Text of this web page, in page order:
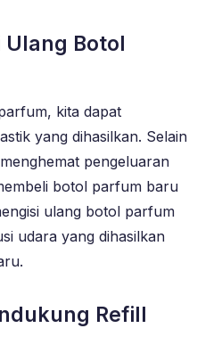
Botol
kita dapat
yang dihasilkan. Selain
pengeluaran
botol parfum baru
ulang botol parfum
udara yang dihasilkan
Refill